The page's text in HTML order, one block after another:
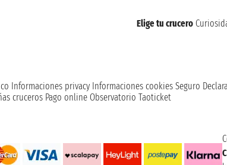
Elige tu crucero
Informaciones privacy Informaciones cookies Seguro
cruceros Pago online Observatorio Taoticket